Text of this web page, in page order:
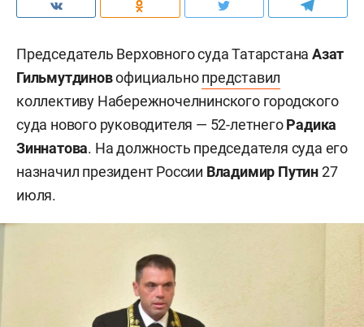
Председатель Верховного суда Татарстана Азат
Гильмутдиновофициальнопредставил
коллективу Набережночелнинского городского
суда нового руководителя — 52-летнегоРадика
Зиннатова. На должность председателя суда его
назначил президент России Владимир Путин27
июля.